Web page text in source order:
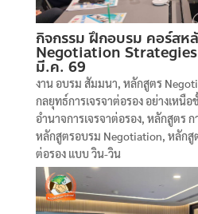
กิจกรรม ฝึกอบรม คอร์สห
Negotiation
มี.ค. 69
งาน อบรม สัมมนา, หลักสูตร
กลยุทธ์การเจรจาต่อรอง อย่างเหนือ
อำนาจการเจรจาต่อรอง, หลักสูตร ก
หลักสูตรอบรม Negotiation, หลักสู
ต่อรอง แบบ วิน-วิน